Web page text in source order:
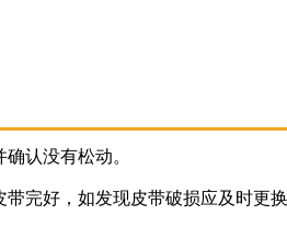
认没有松动。
带完好，如发现皮带破损应及时更